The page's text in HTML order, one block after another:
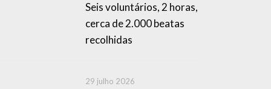
Seis voluntários, 2 horas,
cerca de 2.000 beatas
recolhidas
29 julho 2026